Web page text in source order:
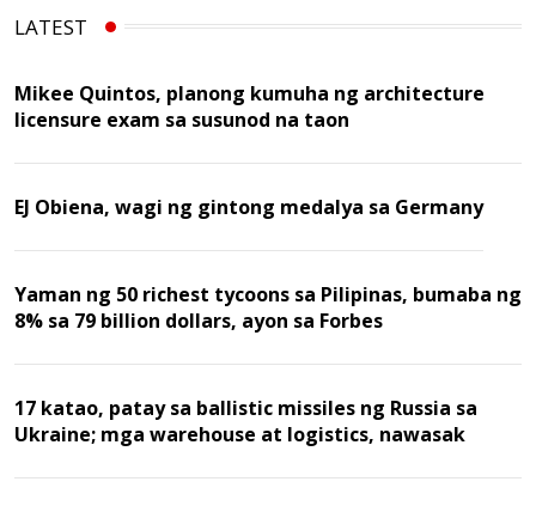
LATEST
Mikee Quintos, planong kumuha ng architecture
licensure exam sa susunod na taon
EJ Obiena, wagi ng gintong medalya sa Germany
Yaman ng 50 richest tycoons sa Pilipinas, bumaba ng
8% sa 79 billion dollars, ayon sa Forbes
17 katao, patay sa ballistic missiles ng Russia sa
Ukraine; mga warehouse at logistics, nawasak